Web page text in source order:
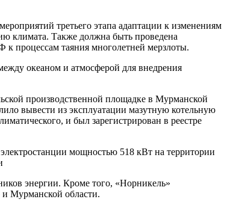
третьего этапа адаптации к изменениям
климата. Также должна быть проведена
процессам таяния многолетней мерзлоты.
океаном и атмосферой для внедрения
производственной площадке в Мурманской
вывести из эксплуатации мазутную котельную
и был зарегистрирован в реестре
мощностью 518 кВт на территории
энергии. Кроме того, «Норникель»
и Мурманской области.